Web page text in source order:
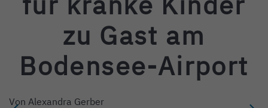
zu Gast am
Bodensee-Airport
Von Alexandra Gerber